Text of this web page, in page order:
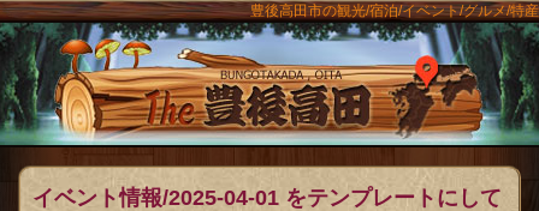
豊後高田市の観光/宿泊/イベント/グルメ/特産
The豊後
イベント情報/2025-04-01 をテンプレートにして
メニュー